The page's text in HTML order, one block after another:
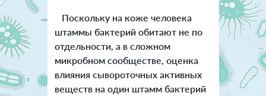
Поскольку на коже человека
штаммы бактерий обитают не по
отдельности, а в сложном
микробном сообществе, оценка
влияния сывороточных активных
веществ на один штамм бактерий